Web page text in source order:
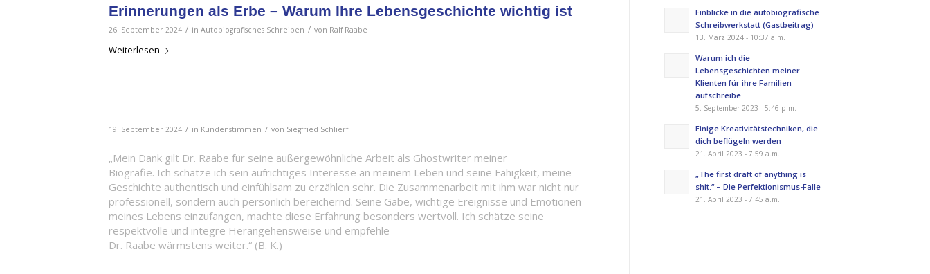
Erinnerungen als Erbe – Warum Ihre Lebensgeschichte wichtig ist
26. September 2024 / in Autobiografisches Schreiben / von Ralf Raabe
Weiterlesen
19. September 2024 / in Kundenstimmen / von Siegfried Schlierf
„Mein Dank gilt Dr. Raabe für seine außergewöhnliche Arbeit als Ghostwriter meiner
Biografie. Ich schätze ich sein aufrichtiges Interesse an meinem Leben und seine Fähigkeit, meine
Geschichte authentisch und einfühlsam zu erzählen sehr. Die Zusammenarbeit mit ihm war nicht nur
professionell, sondern auch persönlich bereichernd. Seine Gabe, wichtige Ereignisse und Emotionen
meines Lebens einzufangen, machte diese Erfahrung besonders wertvoll. Ich schätze seine
respektvolle und integre Herangehensweise und empfehle
Dr. Raabe wärmstens weiter.“ (B. K.)
Einblicke in die autobiografische
Schreibwerkstatt (Gastbeitrag)
13. März 2024 - 10:37 a.m.
Warum ich die
Lebensgeschichten meiner
Klienten für ihre Familien
aufschreibe
5. September 2023 - 5:46 p.m.
Einige Kreativitätstechniken, die
dich beflügeln werden
21. April 2023 - 7:59 a.m.
„The first draft of anything is
shit.“ – Die Perfektionismus-Falle
21. April 2023 - 7:45 a.m.